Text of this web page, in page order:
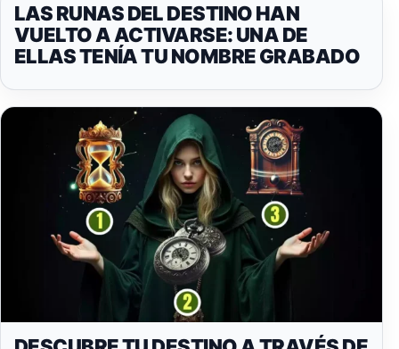
LAS RUNAS DEL DESTINO HAN
VUELTO A ACTIVARSE: UNA DE
ELLAS TENÍA TU NOMBRE GRABADO